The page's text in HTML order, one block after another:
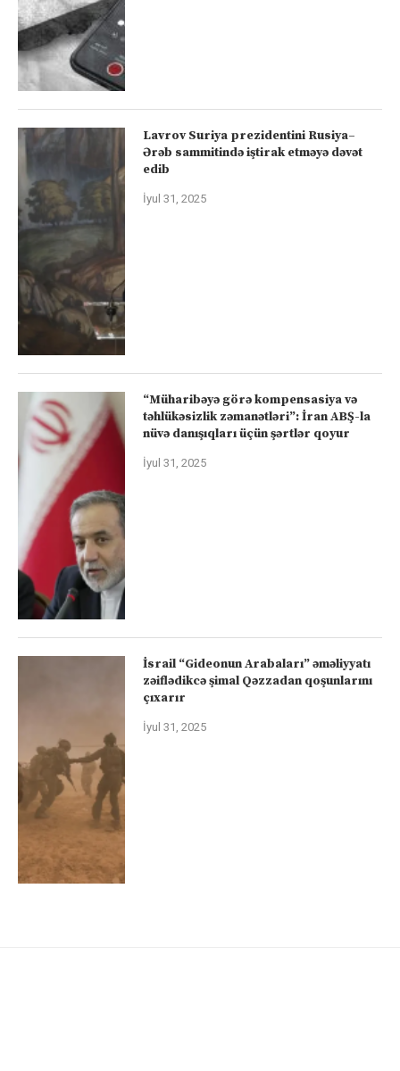
Lavrov Suriya prezidentini Rusiya–
Ərəb sammitində iştirak etməyə dəvət
edib
İyul 31, 2025
“Müharibəyə görə kompensasiya və
təhlükəsizlik zəmanətləri”: İran ABŞ-la
nüvə danışıqları üçün şərtlər qoyur
İyul 31, 2025
İsrail “Gideonun Arabaları” əməliyyatı
zəiflədikcə şimal Qəzzadan qoşunlarını
çıxarır
İyul 31, 2025